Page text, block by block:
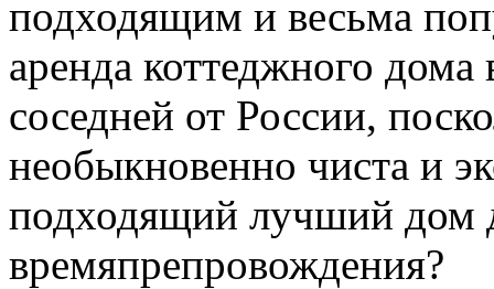
подходящим и весьма
аренда коттеджного
соседней от России,
необыкновенно чиста и
подходящий лучший дом
времяпрепровождения?